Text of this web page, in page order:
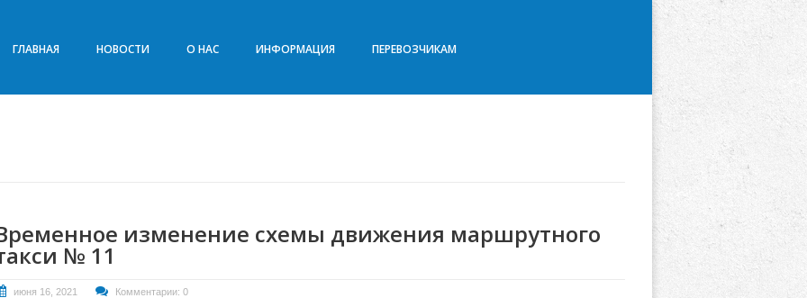
ГЛАВНАЯ НОВОСТИ О НАС ИНФОРМАЦИЯ ПЕРЕВОЗЧИКАМ
изменение схемы движения маршрутного
№ 11
июня 16, 2021 Комментарии: 0